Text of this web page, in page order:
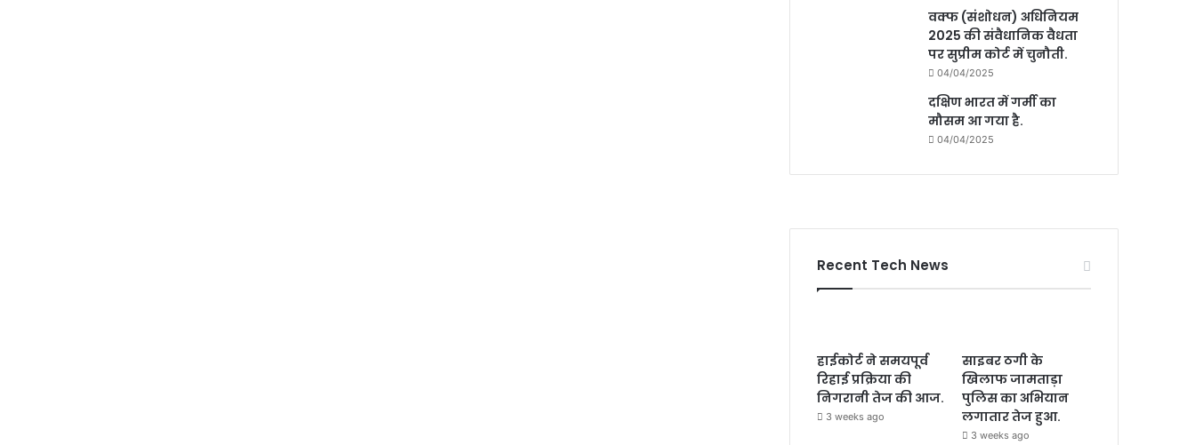
वक्फ (संशोधन) अधिनियम
2025 की संवैधानिक वैधता
पर सुप्रीम कोर्ट में चुनौती.
04/04/2025
दक्षिण भारत में गर्मी का
मौसम आ गया है.
04/04/2025
Recent Tech News
हाईकोर्ट ने समयपूर्व
रिहाई प्रक्रिया की
निगरानी तेज की आज.
3 weeks ago
साइबर ठगी के
खिलाफ जामताड़ा
पुलिस का अभियान
लगातार तेज हुआ.
3 weeks ago